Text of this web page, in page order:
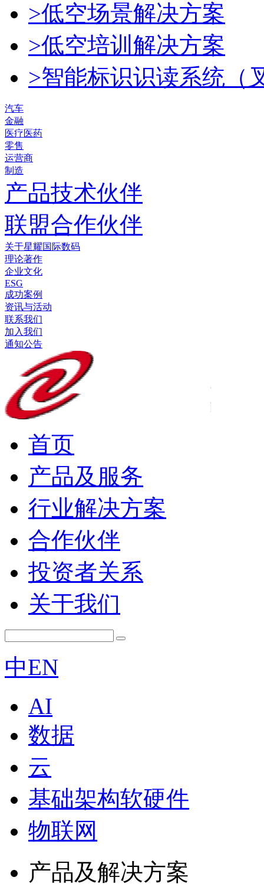
>低空场景解决方案
>低空培训解决方案
>智能标识识读系统（
汽车
金融
医疗医药
零售
运营商
制造
产品技术伙伴
联盟合作伙伴
关于星耀国际数码
理论著作
企业文化
ESG
成功案例
资讯与活动
联系我们
加入我们
通知公告
首页
产品及服务
行业解决方案
合作伙伴
投资者关系
关于我们
中EN
AI
数据
云
基础架构软硬件
物联网
产品及解决方案